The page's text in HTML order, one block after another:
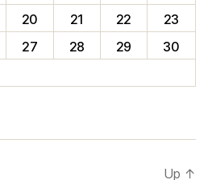
20 21 22
23
27 28 29
30
Up ↑